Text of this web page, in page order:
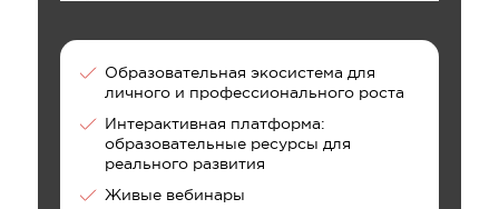
Образовательная экосистема для
личного и профессионального роста
Интерактивная платформа:
образовательные ресурсы для
реального развития
Живые вебинары